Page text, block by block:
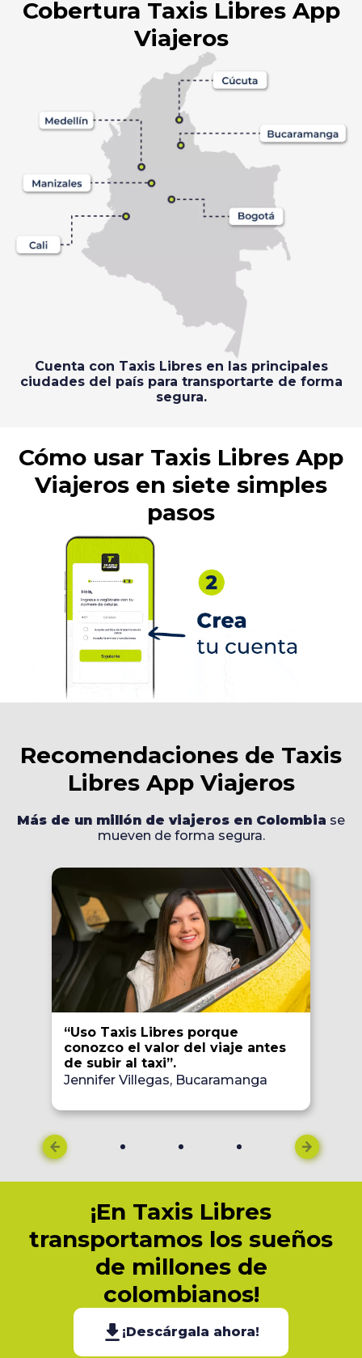
Cobertura Taxis Libres App
Viajeros
Cuenta con Taxis Libres en las principales
ciudades del país para transportarte de forma
segura.
Cómo usar Taxis Libres App
Viajeros en siete simples
pasos
Recomendaciones de Taxis
Libres App Viajeros
Más de un millón de viajeros en Colombia se
mueven de forma segura.
“Uso Taxis Libres porque
conozco el valor del viaje antes
de subir al taxi”.
Jennifer Villegas, Bucaramanga
¡En Taxis Libres
transportamos los sueños
de millones de
colombianos!
¡Descárgala ahora!